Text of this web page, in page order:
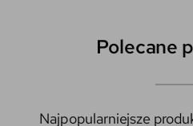
Polecane
Najpopularniejsze